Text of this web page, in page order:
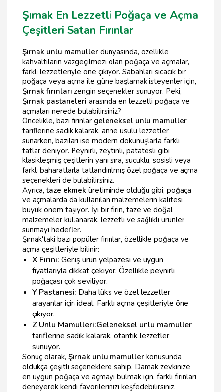
Şırnak En Lezzetli Poğaça ve Açma
Çeşitleri Satan Fırınlar
Şırnak unlu mamuller dünyasında, özellikle
kahvaltıların vazgeçilmezi olan poğaça ve açmalar,
farklı lezzetleriyle öne çıkıyor. Sabahları sıcacık bir
poğaça veya açma ile güne başlamak isteyenler için,
Şırnak fırınları zengin seçenekler sunuyor. Peki,
Şırnak pastaneleri arasında en lezzetli poğaça ve
açmaları nerede bulabilirsiniz?
Öncelikle, bazı fırınlar geleneksel unlu mamuller
tariflerine sadık kalarak, anne usulü lezzetler
sunarken, bazıları ise modern dokunuşlarla farklı
tatlar deniyor. Peynirli, zeytinli, patatesli gibi
klasikleşmiş çeşitlerin yanı sıra, sucuklu, sosisli veya
farklı baharatlarla tatlandırılmış özel poğaça ve açma
seçenekleri de bulabilirsiniz.
Ayrıca,taze ekmek üretiminde olduğu gibi, poğaça
ve açmalarda da kullanılan malzemelerin kalitesi
büyük önem taşıyor. İyi bir fırın, taze ve doğal
malzemeler kullanarak, lezzetli ve sağlıklı ürünler
sunmayı hedefler.
Şırnak'taki bazı popüler fırınlar, özellikle poğaça ve
açma çeşitleriyle bilinir:
X Fırını: Geniş ürün yelpazesi ve uygun
fiyatlarıyla dikkat çekiyor. Özellikle peynirli
poğaçası çok seviliyor.
Y Pastanesi: Daha lüks ve özel lezzetler
arayanlar için ideal. Farklı açma çeşitleriyle öne
çıkıyor.
Z Unlu Mamulleri:Geleneksel unlu mamuller
tariflerine sadık kalarak, otantik lezzetler
sunuyor.
Sonuç olarak, Şırnak unlu mamuller konusunda
oldukça çeşitli seçeneklere sahip. Damak zevkinize
en uygun poğaça ve açmayı bulmak için, farklı fırınları
deneyerek kendi favorilerinizi keşfedebilirsiniz.